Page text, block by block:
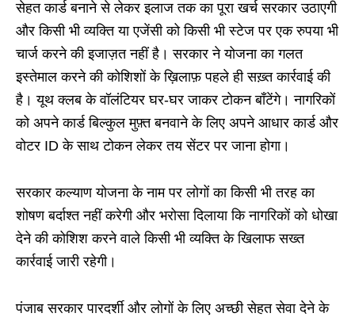
सेहत कार्ड बनाने से लेकर इलाज तक का पूरा खर्च सरकार उठाएगी
और किसी भी व्यक्ति या एजेंसी को किसी भी स्टेज पर एक रुपया भी
चार्ज करने की इजाज़त नहीं है। सरकार ने योजना का गलत
इस्तेमाल करने की कोशिशों के ख़िलाफ़ पहले ही सख़्त कार्रवाई की
है। यूथ क्लब के वॉलंटियर घर-घर जाकर टोकन बाँटेंगे। नागरिकों
को अपने कार्ड बिल्कुल मुफ़्त बनवाने के लिए अपने आधार कार्ड और
वोटर ID के साथ टोकन लेकर तय सेंटर पर जाना होगा।
सरकार कल्याण योजना के नाम पर लोगों का किसी भी तरह का
शोषण बर्दाश्त नहीं करेगी और भरोसा दिलाया कि नागरिकों को धोखा
देने की कोशिश करने वाले किसी भी व्यक्ति के खिलाफ सख्त
कार्रवाई जारी रहेगी।
पंजाब सरकार पारदर्शी और लोगों के लिए अच्छी सेहत सेवा देने के